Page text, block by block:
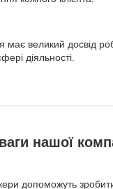
має великий досвід
діяльності.
нашої
допоможуть